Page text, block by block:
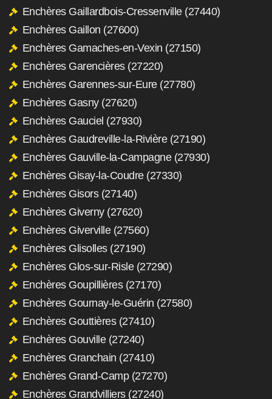
Enchères Gaillardbois-Cressenville (27440)
Enchères Gaillon (27600)
Enchères Gamaches-en-Vexin (27150)
Enchères Garencières (27220)
Enchères Garennes-sur-Eure (27780)
Enchères Gasny (27620)
Enchères Gauciel (27930)
Enchères Gaudreville-la-Rivière (27190)
Enchères Gauville-la-Campagne (27930)
Enchères Gisay-la-Coudre (27330)
Enchères Gisors (27140)
Enchères Giverny (27620)
Enchères Giverville (27560)
Enchères Glisolles (27190)
Enchères Glos-sur-Risle (27290)
Enchères Goupillières (27170)
Enchères Gournay-le-Guérin (27580)
Enchères Gouttières (27410)
Enchères Gouville (27240)
Enchères Granchain (27410)
Enchères Grand-Camp (27270)
Enchères Grandvilliers (27240)